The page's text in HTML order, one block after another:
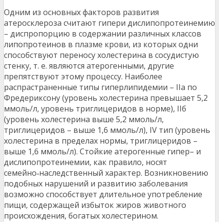
Одним из основных факторов развития
атеросклероза считают гипери дислипопротеинемию
– диспропорцию в содержании различных классов
липопротеинов в плазме крови, из которых одни
способствуют переносу холестерина в сосудистую
стенку, т. е. являются атерогенными, другие
препятствуют этому процессу. Наиболее
распрастраненные типы гиперлипидемии – IIа по
Фредериксону (уровень холестерина превышает 5,2
ммоль/л, уровень триглицеридов в норме), IIб
(уровень холестерина выше 5,2 ммоль/л,
триглицеридов – выше 1,6 ммоль/л), IV тип (уровень
холестерина в пределах нормы, триглицеридов –
выше 1,6 ммоль/л). Стойкие атерогенные гипер– и
дислипопротеинемии, как правило, носят
семейно‑наследственный характер. Возникновению
подобных нарушений и развитию заболевания
возможно способствует длительное употребление
пищи, содержащей избыток жиров животного
происхождения, богатых холестерином.